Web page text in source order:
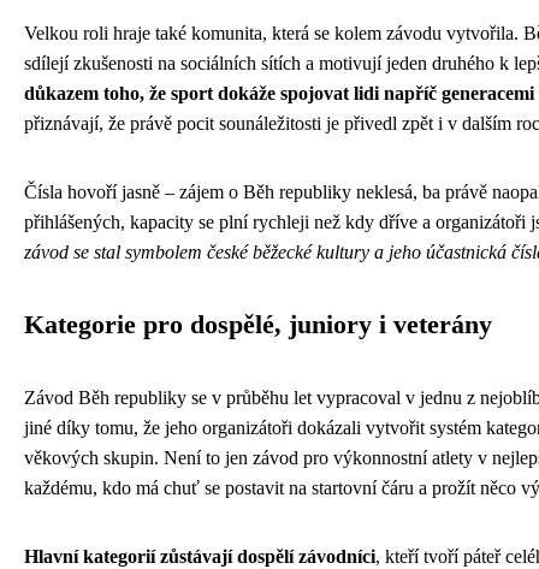
Velkou roli hraje také komunita, která se kolem závodu vytvořila.
sdílejí zkušenosti na sociálních sítích a motivují jeden druhého k
důkazem toho, že sport dokáže spojovat lidi napříč
přiznávají, že právě pocit sounáležitosti je přivedl zpět i v dalším
Čísla hovoří jasně – zájem o Běh republiky neklesá, ba právě
přihlášených, kapacity se plní rychleji než kdy dříve a organizátoři
závod se stal symbolem české běžecké kultury a jeho účastnická
Kategorie pro dospělé, juniory i veterány
Závod Běh republiky se v průběhu let vypracoval v jednu z
jiné díky tomu, že jeho organizátoři dokázali vytvořit systém
věkových skupin. Není to jen závod pro výkonnostní atlety v
každému, kdo má chuť se postavit na startovní čáru a prožít něco
Hlavní kategorií zůstávají dospělí závodníci, kteří tvoří páteř